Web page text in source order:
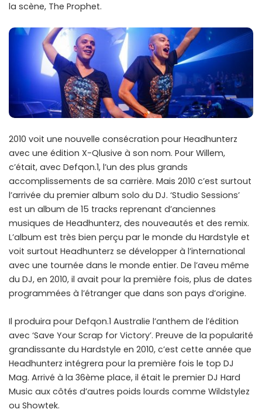
la scène, The Prophet.
2010 voit une nouvelle consécration pour Headhunterz
avec une édition X-Qlusive à son nom. Pour Willem,
c’était, avec Defqon.1, l’un des plus grands
accomplissements de sa carrière. Mais 2010 c’est surtout
l’arrivée du premier album solo du DJ. ‘Studio Sessions’
est un album de 15 tracks reprenant d’anciennes
musiques de Headhunterz, des nouveautés et des remix.
L’album est très bien perçu par le monde du Hardstyle et
voit surtout Headhunterz se développer à l’international
avec une tournée dans le monde entier. De l’aveu même
du DJ, en 2010, il avait pour la première fois, plus de dates
programmées à l’étranger que dans son pays d’origine.
Il produira pour Defqon.1 Australie l’anthem de l’édition
avec ‘Save Your Scrap for Victory’. Preuve de la popularité
grandissante du Hardstyle en 2010, c’est cette année que
Headhunterz intégrera pour la première fois le top DJ
Mag. Arrivé à la 36ème place, il était le premier DJ Hard
Music aux côtés d’autres poids lourds comme Wildstylez
ou Showtek.